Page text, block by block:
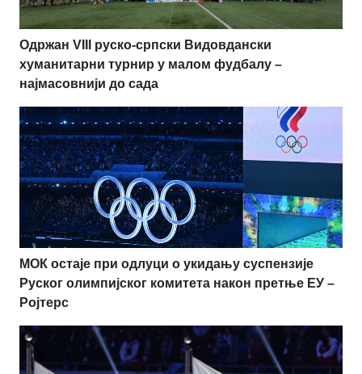
Одржан VIII руско-српски Видовдански
хуманитарни турнир у малом фудбалу –
најмасовнији до сада
МОК остаје при одлуци о укидању суспензије
Руског олимпијског комитета након претње ЕУ –
Ројтерс